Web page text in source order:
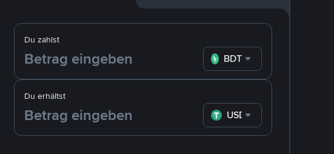
Du zahlst
BDT
Du erhältst
USDT